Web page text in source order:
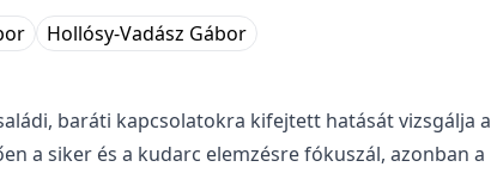
Hollósy-Vadász Gábor
baráti kapcsolatokra kifejtett hatását vizsgálja a
a siker és a kudarc elemzésre fókuszál, azonban a